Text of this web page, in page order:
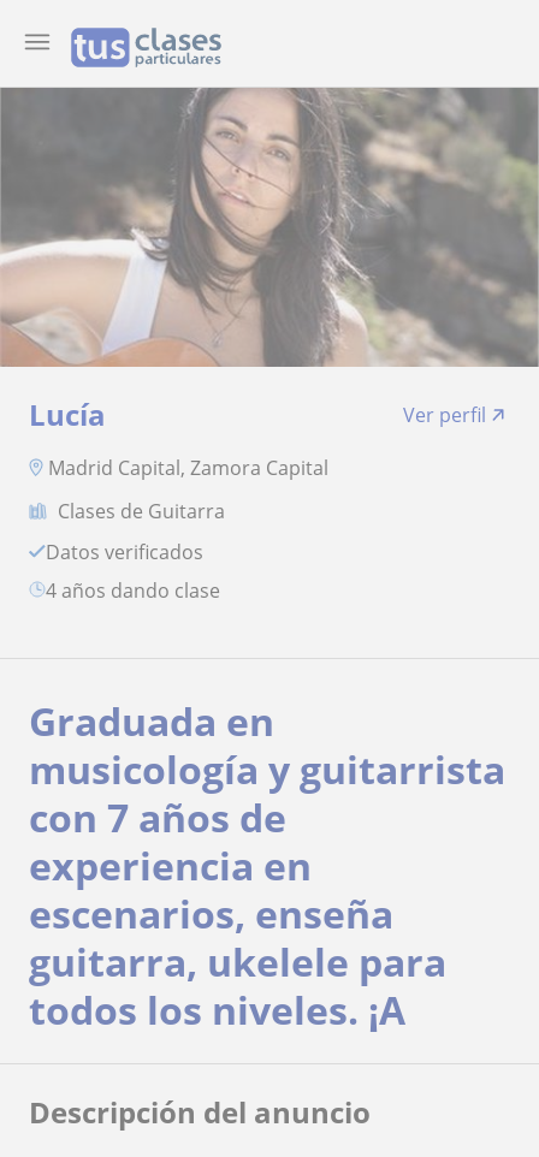
Lucía
Ver perfil
Madrid Capital, Zamora Capital
Clases de Guitarra
Datos verificados
4 años dando clase
Graduada en
musicología y guitarrista
con 7 años de
experiencia en
escenarios, enseña
guitarra, ukelele para
todos los niveles. ¡A
Descripción del anuncio